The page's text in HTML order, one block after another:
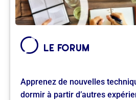
dormir à partir d’autres
le forum
Apprenez de nouvelles
dormir à partir d’autres